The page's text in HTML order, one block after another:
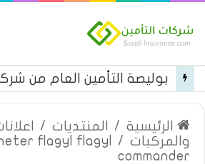
الرئيسية / المنتديات /
والمركبات /
flagyl flagyl
commander